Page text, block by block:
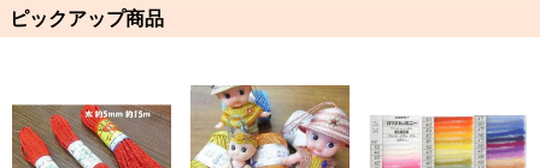
ピックアップ商品